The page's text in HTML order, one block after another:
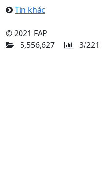
Tin khác
© 2021 FAP
5,556,627
3/221